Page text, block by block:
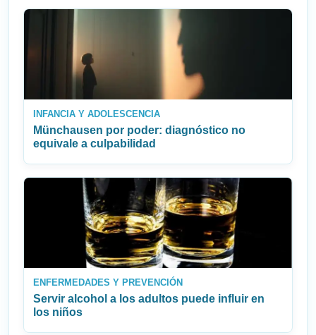
INFANCIA Y ADOLESCENCIA
Münchausen por poder: diagnóstico no
equivale a culpabilidad
ENFERMEDADES Y PREVENCIÓN
Servir alcohol a los adultos puede influir en
los niños